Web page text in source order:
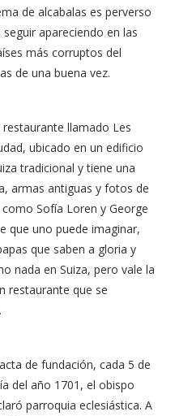
de alcabalas es perverso
apareciendo en las
más corruptos del
de una buena vez.
restaurante llamado Les
ubicado en un edificio
tradicional y tiene una
armas antiguas y fotos de
Sofía Loren y George
que uno puede imaginar,
que saben a gloria y
nada en Suiza, pero vale la
restaurante que se
de fundación, cada 5 de
del año 1701, el obispo
parroquia eclesiástica. A